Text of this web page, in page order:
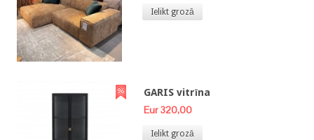
Ielikt grozā
GARIS vitrīna
Eur 320,00
Ielikt grozā